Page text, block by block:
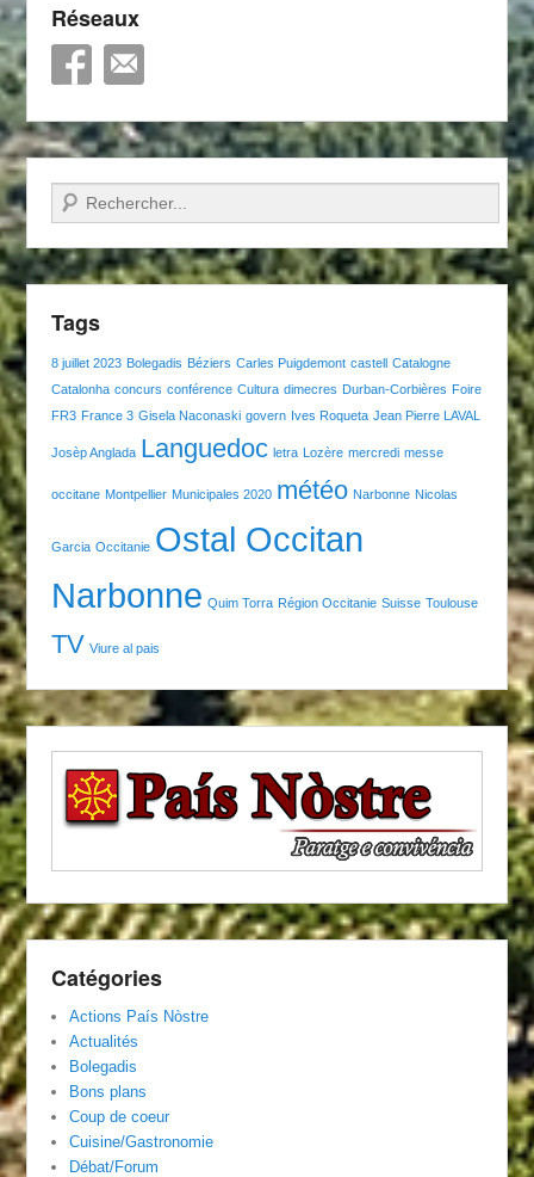
Réseaux
Recherche
Tags
8 juillet 2023 Bolegadis Béziers Carles Puigdemont castell Catalogne
Catalonha concurs conférence Cultura dimecres Durban-Corbières Foire
FR3 France 3 Gisela Naconaski govern Ives Roqueta Jean Pierre LAVAL
Josèp Anglada Languedoc letra Lozère mercredi messe
occitane Montpellier Municipales 2020 météo Narbonne Nicolas
Garcia Occitanie Ostal Occitan
Narbonne Quim Torra Région Occitanie Suisse Toulouse
TV Viure al pais
Catégories
Actions País Nòstre
Actualités
Bolegadis
Bons plans
Coup de coeur
Cuisine/Gastronomie
Débat/Forum